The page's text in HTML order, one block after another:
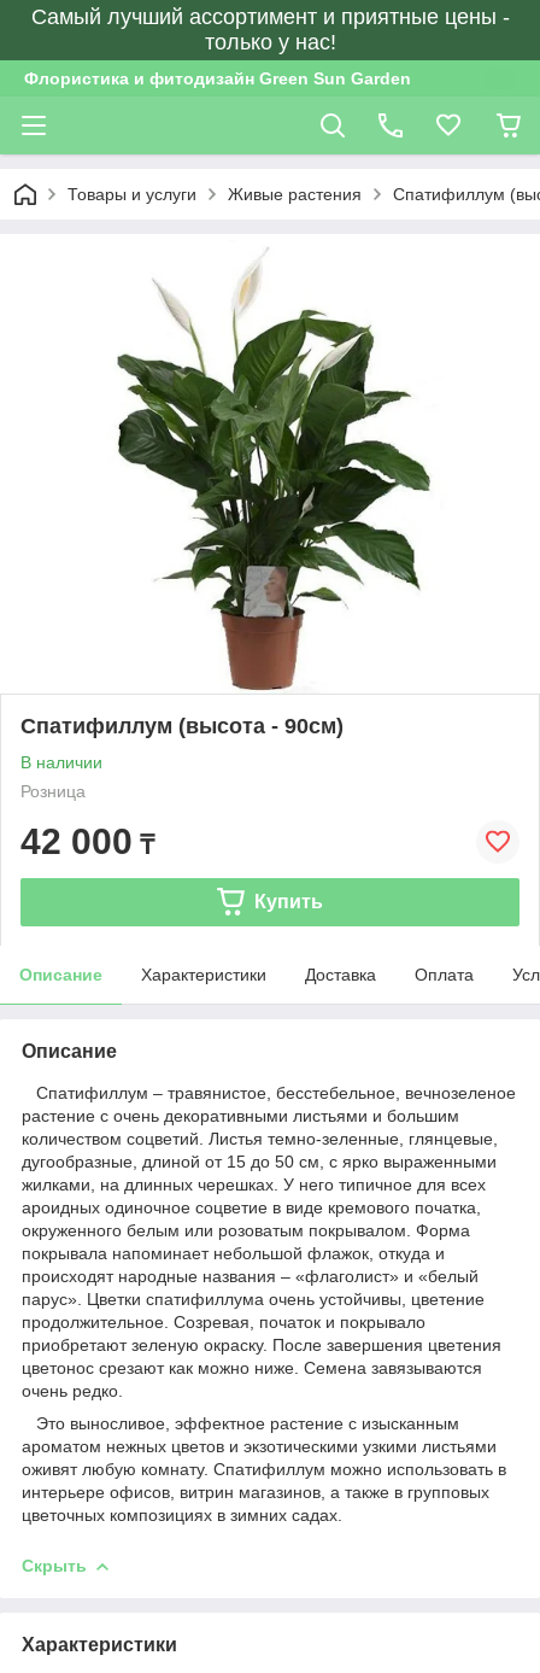
Самый лучший ассортимент и приятные цены -
только у нас!
Флористика и фитодизайн Green Sun Garden
Товары и услуги Живые растения Спатифиллум
Спатифиллум (высота - 90см)
В наличии
Розница
42 000 ₸
Купить
Описание Характеристики Доставка Оплата
Описание
Спатифиллум – травянистое, бесстебельное, вечнозеленое
растение с очень декоративными листьями и большим
количеством соцветий. Листья темно-зеленные, глянцевые,
дугообразные, длиной от 15 до 50 см, с ярко выраженными
жилками, на длинных черешках. У него типичное для всех
ароидных одиночное соцветие в виде кремового початка,
окруженного белым или розоватым покрывалом. Форма
покрывала напоминает небольшой флажок, откуда и
происходят народные названия – «флаголист» и «белый
парус». Цветки спатифиллума очень устойчивы, цветение
продолжительное. Созревая, початок и покрывало
приобретают зеленую окраску. После завершения цветения
цветонос срезают как можно ниже. Семена завязываются
очень редко.
Это выносливое, эффектное растение с изысканным
ароматом нежных цветов и экзотическими узкими листьями
оживят любую комнату. Спатифиллум можно использовать в
интерьере офисов, витрин магазинов, а также в групповых
цветочных композициях в зимних садах.
Скрыть
Характеристики